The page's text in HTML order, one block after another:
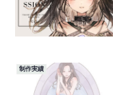
制作実績